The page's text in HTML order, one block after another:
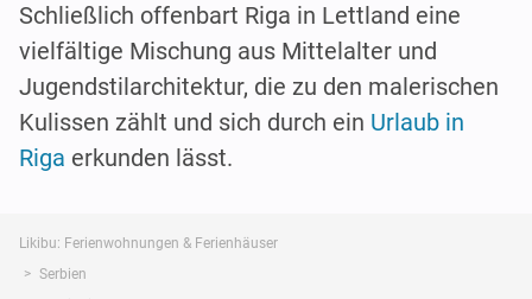
Schließlich offenbart Riga in Lettland eine
vielfältige Mischung aus Mittelalter und
Jugendstilarchitektur, die zu den malerischen
Kulissen zählt und sich durch ein Urlaub in
Riga erkunden lässt.
Likibu: Ferienwohnungen & Ferienhäuser
Serbien